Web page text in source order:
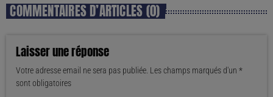
COMMENTAIRES D’ARTICLES (0)
Laisser une réponse
Votre adresse email ne sera pas publiée. Les champs marqués d'un *
sont obligatoires